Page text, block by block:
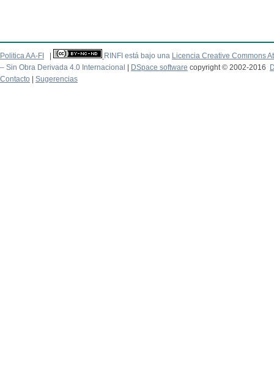
Politica AA-FI RINFI está bajo una Licencia Creative Commons
– Sin Obra Derivada 4.0 Internacional
DSpace software copyright © 2002-2016
Contacto
Sugerencias